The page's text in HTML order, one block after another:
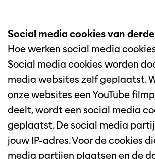
Social media cookies van
Hoe werken social media
Social media cookies worden
media websites zelf geplaatst.
onze websites een YouTube
deelt, wordt een social media
geplaatst. De social media
jouw IP-adres. Voor de cookies
media partijen plaatsen en de